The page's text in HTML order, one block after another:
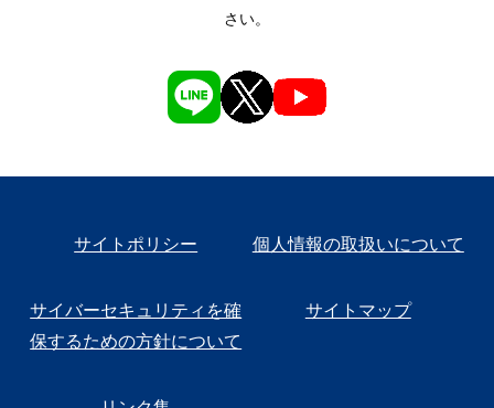
さい。
サイトポリシー 個人情報の取扱いについて
サイバーセキュリティを確
保するための方針について
サイトマップ